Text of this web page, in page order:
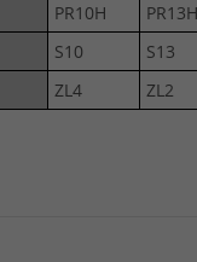
PR10H PR13H
S10 S13
ZL4 ZL2